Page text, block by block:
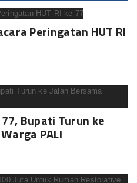
Peringatan HUT RI
Bupati Turun ke
PALI